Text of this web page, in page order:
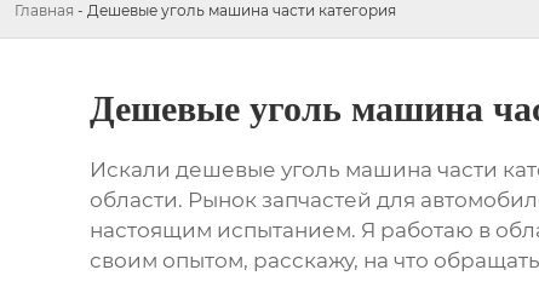
Главная - Дешевые уголь машина части категория
Дешевые уголь машина
Искали дешевые уголь машина части
области. Рынок запчастей для
настоящим испытанием. Я работаю в
своим опытом, расскажу, на что